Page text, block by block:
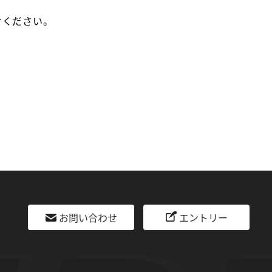
ださい。
お問い合わせ エントリー